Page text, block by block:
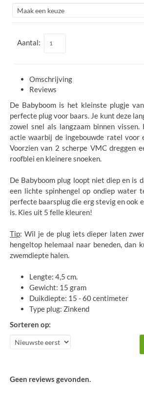
Aantal:
Omschrijving
Reviews
De Babyboom is het kleinste plugje
perfecte plug voor baars. Je kunt deze
zowel snel als langzaam binnen
actie waarbij de ingebouwde ratel voor
Voorzien van 2 scherpe VMC dreggen
roofblei en kleinere snoeken.
De Babyboom plug loopt niet diep en is
een lichte spinhengel op ondiep water
perfecte baarsplug die erg stevig en ook
is. Kies uit 5 felle kleuren!
Tip: Wil je de plug iets dieper laten
hengeltop helemaal naar beneden, dan
zwemdiepte halen.
Lengte: 4,5 cm.
Gewicht: 15 gram
Duikdiepte: 15 - 60 centimeter
Type plug: Zinkend
Sorteren op:
Geen reviews gevonden.